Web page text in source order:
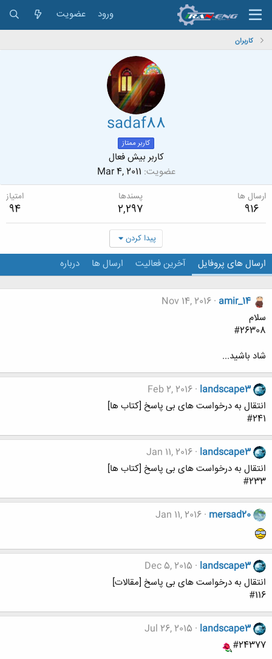
ورود عضویت
کاربران
sadaf88
کاربر ممتاز
کاربر بیش فعال
عضویت Mar 4, 2011
ارسال ها
916
پسندها
2,297
امتیاز
94
پیدا کردن
ارسال های پروفایل آخرین فعالیت ارسال ها درباره
amir_14
Nov 14, 2016
سلام
#26308
شاد باشید...
landscape3
Feb 2, 2016
انتقال به درخواست های بی پاسخ [کتاب ها]
#241
landscape3
Jan 11, 2016
انتقال به درخواست های بی پاسخ [کتاب ها]
#233
mersad20
Jan 11, 2016
landscape3
Dec 5, 2015
انتقال به درخواست های بی پاسخ [مقالات]
#116
landscape3
Jul 26, 2015
#24377